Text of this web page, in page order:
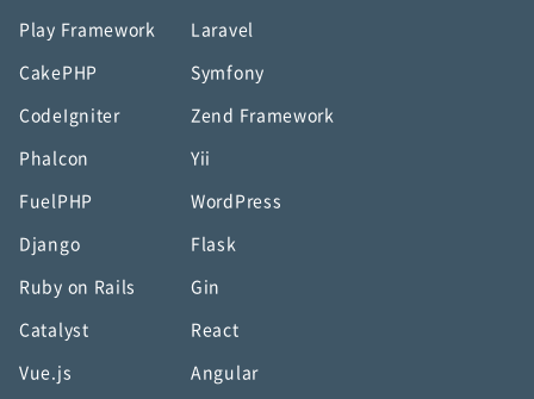
Play Framework Laravel
CakePHP Symfony
CodeIgniter Zend Framework
Phalcon Yii
FuelPHP WordPress
Django Flask
Ruby on Rails Gin
Catalyst React
Vue.js Angular